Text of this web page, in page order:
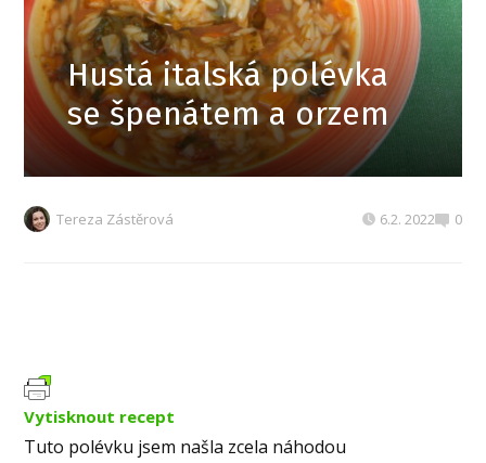
Hustá italská polévka
se špenátem a orzem
Tereza Zástěrová 6.2. 2022 0
Vytisknout recept
Tuto polévku jsem našla zcela náhodou